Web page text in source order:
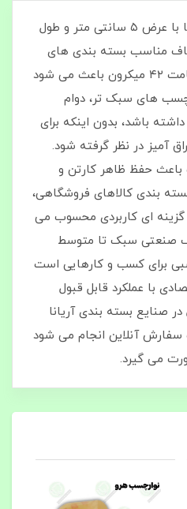
نوار چسب کریستال دال دلتا با عرض ۵ سانتی‌ متر و طول
مناسب بسته‌ بندی‌ های
عمومی و روزمره است. ضخامت ۴۲ میکرون باعث می‌ شود
های سبک‌ تر، دوام
باشد، بدون اینکه برای
آمیز در نظر گرفته شود.
حفظ ظاهر کارتن و
بندی کالاهای فروشگاهی،
گزینه‌ ای کاربردی محسوب می‌
صنعتی سبک تا متوسط
برای کسب‌ و کارهایی است
با عملکرد قابل قبول
صنایع بسته‌ بندی آریانا
آنلاین انجام می‌ شود
می‌ گیرد.